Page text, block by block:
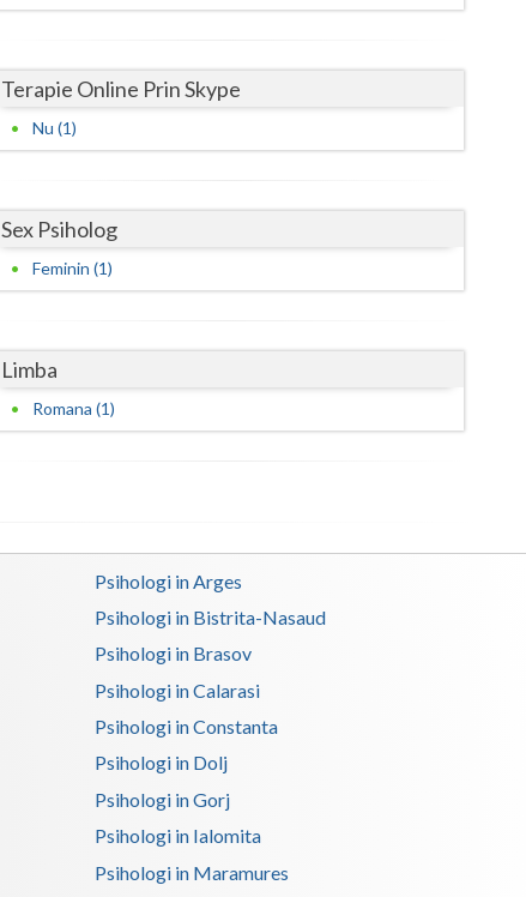
Maramures
Mehedinti
Neamt
Salaj
Timis
Tulcea
Valcea
Vaslui
Terapie Online Prin Skype
Nu (1)
Sex Psiholog
Feminin (1)
Limba
Romana (1)
Psihologi in Arges
Psihologi in Bistrita-Nasaud
Psihologi in Brasov
Psihologi in Calarasi
Psihologi in Constanta
Psihologi in Dolj
Psihologi in Gorj
Psihologi in Ialomita
Psihologi in Maramures